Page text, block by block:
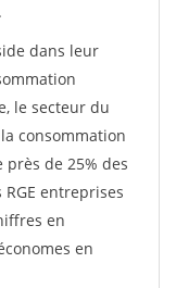
dans leur
le secteur du
consommation
de 25% des
entreprises
en
en